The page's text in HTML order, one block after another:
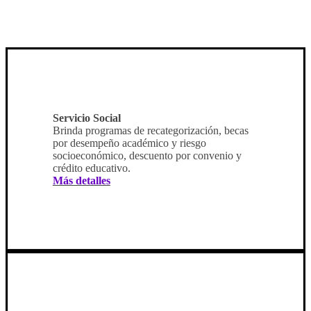
Servicio Social
Brinda programas de recategorización, becas
por desempeño académico y riesgo
socioeconómico, descuento por convenio y
crédito educativo.
Más detalles